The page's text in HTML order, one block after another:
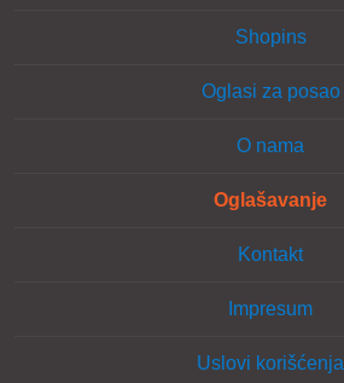
Shopins
Oglasi za posao
O nama
Oglašavanje
Kontakt
Impresum
Uslovi korišćenja